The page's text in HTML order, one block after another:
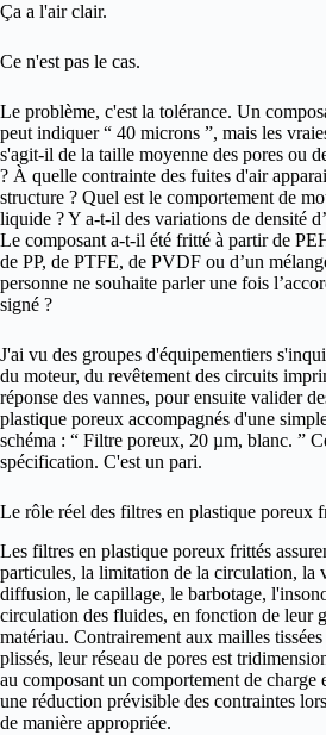
Ça a l'air clair.
Ce n'est pas le cas.
Le problème, c'est la tolérance. Un
peut indiquer “ 40 microns ”, mais les
s'agit-il de la taille moyenne des pores ou
? À quelle contrainte des fuites d'air
structure ? Quel est le comportement de
liquide ? Y a-t-il des variations de densité
Le composant a-t-il été fritté à partir de
de PP, de PTFE, de PVDF ou d’un
personne ne souhaite parler une fois
signé ?
J'ai vu des groupes d'équipementiers
du moteur, du revêtement des circuits
réponse des vannes, pour ensuite valider
plastique poreux accompagnés d'une
schéma : “ Filtre poreux, 20 µm, blanc. ”
spécification. C'est un pari.
Le rôle réel des filtres en plastique poreux
Les filtres en plastique poreux frittés
particules, la limitation de la circulation, la
diffusion, le capillage, le barbotage,
circulation des fluides, en fonction de leur
matériau. Contrairement aux mailles
plissés, leur réseau de pores est
au composant un comportement de charge
une réduction prévisible des contraintes
de manière appropriée.